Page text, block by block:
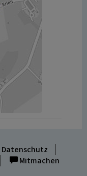
Datenschutz
Mitmachen